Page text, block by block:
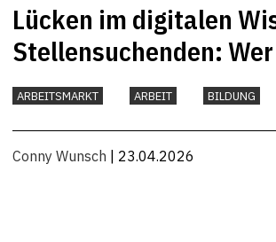
Lücken im digitalen
Stellensuchenden:
Unterstützung?
ARBEITSMARKT ARBEIT BILDUNG
Conny Wunsch | 23.04.2026